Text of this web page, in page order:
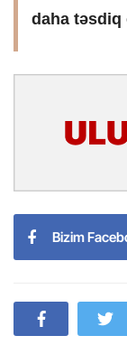
daha təsdiq
Bizim